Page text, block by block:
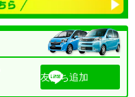
友だち追加